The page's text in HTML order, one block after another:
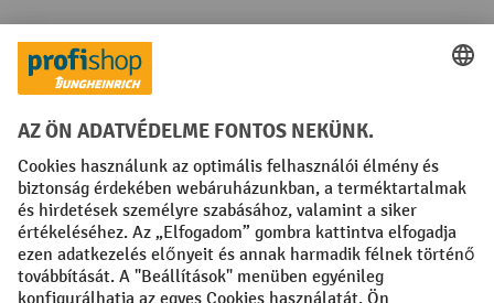
Fizetési lehetőségek
Creditcard (Master)Creditcard (Visa)
Közösségi Média
Facebook
YouTube
LinkedIn
Instagram